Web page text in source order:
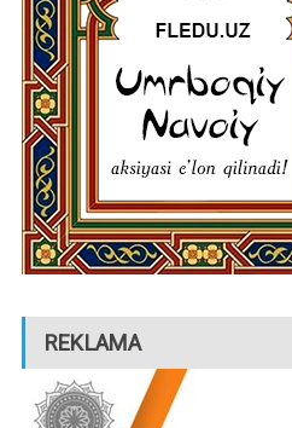
REKLAMA